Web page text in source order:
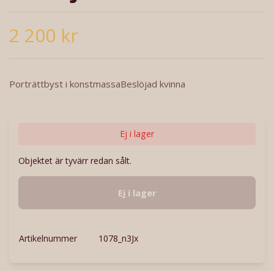
2 200 kr
Porträttbyst i konstmassaBeslöjad kvinna
Ej i lager
Objektet är tyvärr redan sålt.
Ej i lager
Artikelnummer 1078_n3Jx